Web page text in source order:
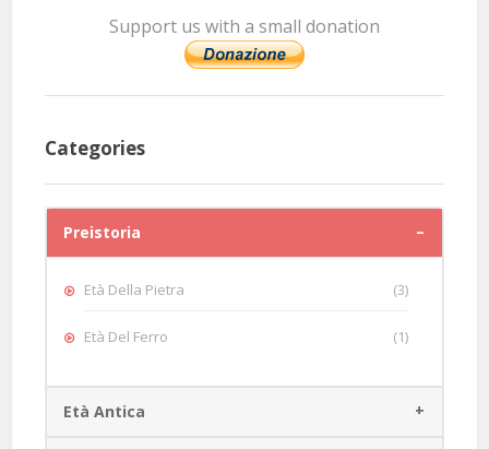
Support us with a small donation
Categories
Preistoria
Età Della Pietra (3)
Età Del Ferro (1)
Età Antica